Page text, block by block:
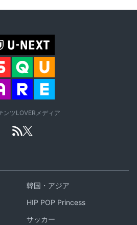
ンツLOVERメディア
韓国・アジア
HIP POP Princess
サッカー